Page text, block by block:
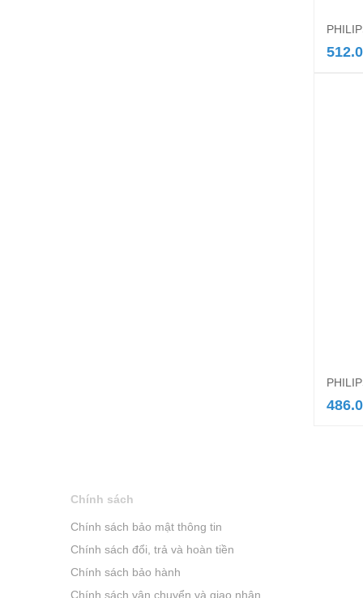
Chính sách
Chính sách bảo mật thông tin
Chính sách đổi, trả và hoàn tiền
Chính sách bảo hành
Chính sách vận chuyển và giao nhận